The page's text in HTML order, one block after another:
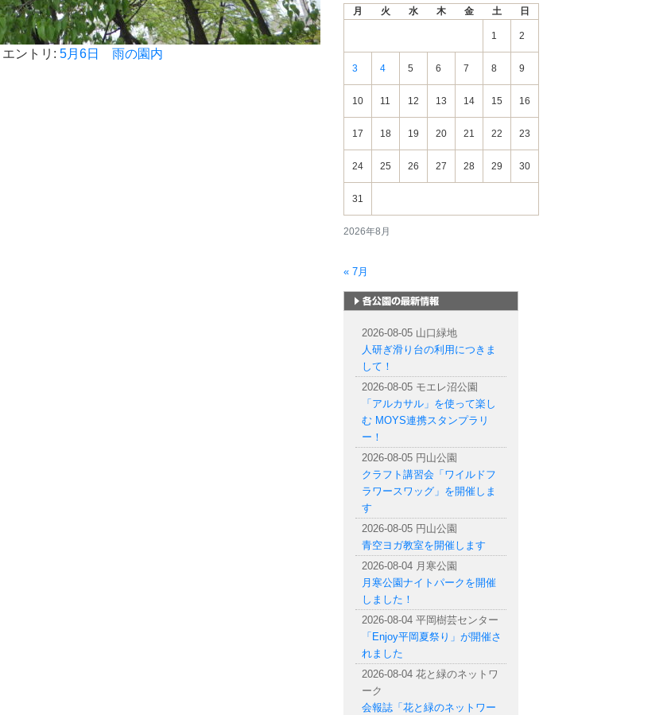
エントリ: 5月6日 雨の園内
2026年8月
月 火 水 木 金 土 日
1 2
3 4 5 6 7 8 9
10 11 12 13 14 15 16
17 18 19 20 21 22 23
24 25 26 27 28 29 30
31
« 7月
2026-08-05 山口緑地
人研ぎ滑り台の利用につきま
して！
2026-08-05 モエレ沼公園
「アルカサル」を使って楽し
む MOYS連携スタンプラリ
ー！
2026-08-05 円山公園
クラフト講習会「ワイルドフ
ラワースワッグ」を開催しま
す
2026-08-05 円山公園
青空ヨガ教室を開催します
2026-08-04 月寒公園
月寒公園ナイトパークを開催
しました！
2026-08-04 平岡樹芸センター
「Enjoy平岡夏祭り」が開催さ
れました
2026-08-04 花と緑のネットワ
ーク
会報誌「花と緑のネットワー